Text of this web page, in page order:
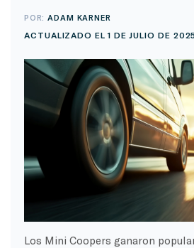
POR:ADAM KARNER
ACTUALIZADO EL 1 DE JULIO DE 2025
Los Mini Coopers ganaron